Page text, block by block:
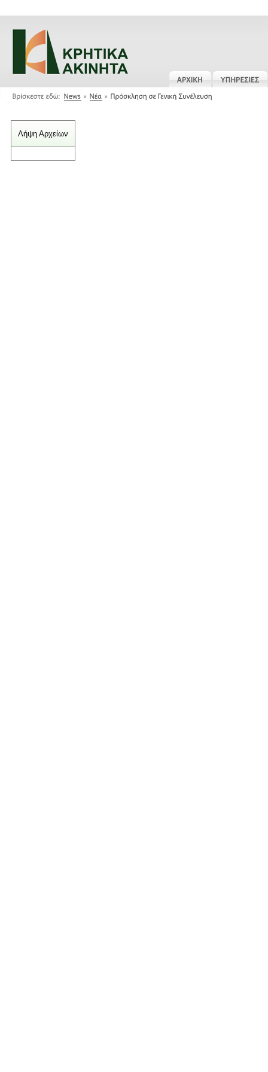
Λήψη Αρχείων